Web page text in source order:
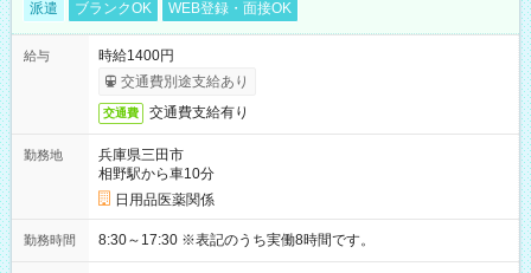
派遣 ブランクOK WEB登録・面接OK
給与
時給1400円
交通費別途支給あり
交通費 交通費支給有り
勤務地
兵庫県三田市
相野駅から車10分
日用品医薬関係
勤務時間 8:30～17:30 ※表記のうち実働8時間です。